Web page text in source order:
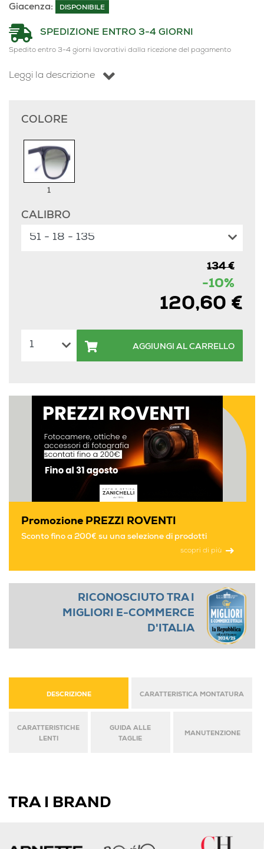
Giacenza: DISPONIBILE
SPEDIZIONE ENTRO 3-4 GIORNI
Spedito entro 3-4 giorni lavorativi dalla ricezione del pagamento
Leggi la descrizione
COLORE
1
CALIBRO
134 €
-10%
120,60 €
AGGIUNGI AL CARRELLO
Promozione PREZZI ROVENTI
Sconto fino a 200€ su una selezione di prodotti
scopri di più
RICONOSCIUTO TRA I
MIGLIORI E-COMMERCE
D'ITALIA
DESCRIZIONE CARATTERISTICA MONTATURA
CARATTERISTICHE
LENTI
GUIDA ALLE
TAGLIE
MANUTENZIONE
TRA I BRAND